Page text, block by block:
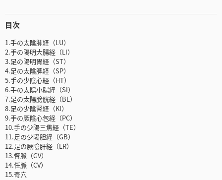
目次
1.手の太陰肺経（LU）
2.手の陽明大腸経（LI）
3.足の陽明胃経（ST）
4.足の太陰脾経（SP）
5.手の少陰心経（HT）
6.手の太陽小腸経（SI）
7.足の太陽膀胱経（BL）
8.足の少陰腎経（KI）
9.手の厥陰心包経（PC）
10.手の少陽三焦経（TE）
11.足の少陽胆経（GB）
12.足の厥陰肝経（LR）
13.督脈（GV）
14.任脈（CV）
15.奇穴